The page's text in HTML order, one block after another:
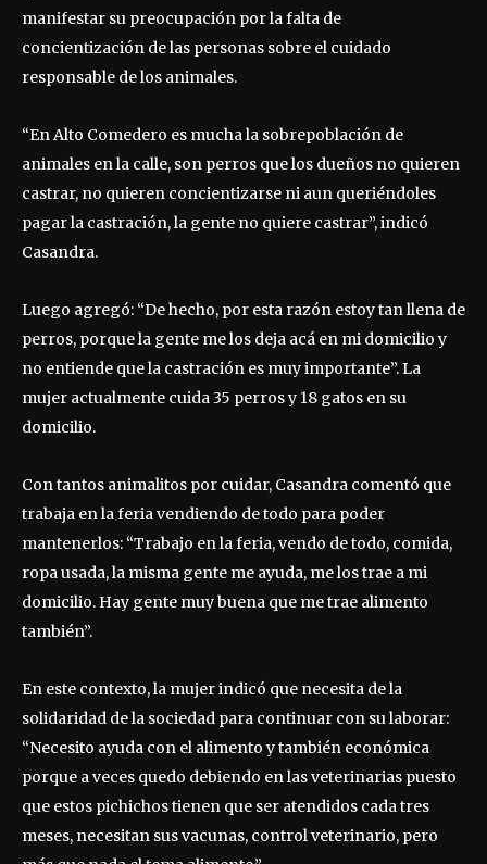
manifestar su preocupación por la falta de
concientización de las personas sobre el cuidado
responsable de los animales.
“En Alto Comedero es mucha la sobrepoblación de
animales en la calle, son perros que los dueños no quieren
castrar, no quieren concientizarse ni aun queriéndoles
pagar la castración, la gente no quiere castrar”, indicó
Casandra.
Luego agregó: “De hecho, por esta razón estoy tan llena de
perros, porque la gente me los deja acá en mi domicilio y
no entiende que la castración es muy importante”. La
mujer actualmente cuida 35 perros y 18 gatos en su
domicilio.
Con tantos animalitos por cuidar, Casandra comentó que
trabaja en la feria vendiendo de todo para poder
mantenerlos: “Trabajo en la feria, vendo de todo, comida,
ropa usada, la misma gente me ayuda, me los trae a mi
domicilio. Hay gente muy buena que me trae alimento
también”.
En este contexto, la mujer indicó que necesita de la
solidaridad de la sociedad para continuar con su laborar:
“Necesito ayuda con el alimento y también económica
porque a veces quedo debiendo en las veterinarias puesto
que estos pichichos tienen que ser atendidos cada tres
meses, necesitan sus vacunas, control veterinario, pero